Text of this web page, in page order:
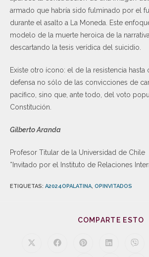
armado que habría sido fulminado por el
durante el asalto a La Moneda. Este
modelo de la muerte heroica de la
descartando la tesis verídica del suicidio.
Existe otro ícono: el de la resistencia hasta
defensa no sólo de las convicciones de
pacífico, sino que, ante todo, del voto
Constitución.
Gilberto Aranda
Profesor Titular de la Universidad de Chile
*Invitado por el Instituto de Relaciones
ETIQUETAS: A2024OPALATINA, OPINVITADOS
COMPARTE ESTO